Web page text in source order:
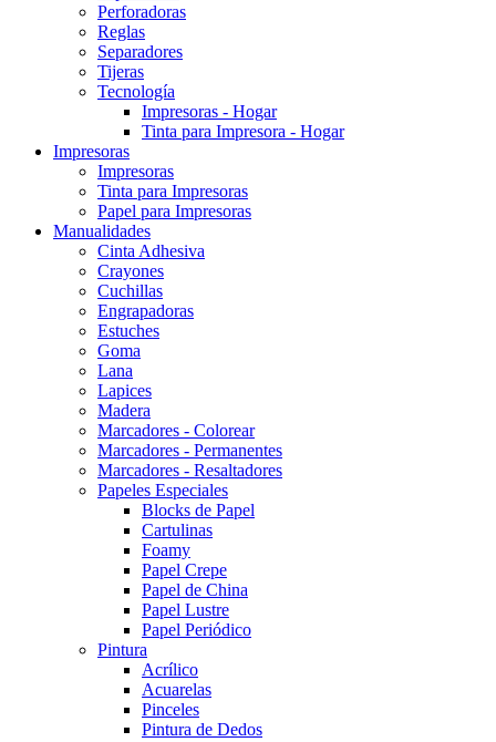
Perforadoras
Reglas
Separadores
Tijeras
Tecnología
Impresoras - Hogar
Tinta para Impresora - Hogar
Impresoras
Impresoras
Tinta para Impresoras
Papel para Impresoras
Manualidades
Cinta Adhesiva
Crayones
Cuchillas
Engrapadoras
Estuches
Goma
Lana
Lapices
Madera
Marcadores - Colorear
Marcadores - Permanentes
Marcadores - Resaltadores
Papeles Especiales
Blocks de Papel
Cartulinas
Foamy
Papel Crepe
Papel de China
Papel Lustre
Papel Periódico
Pintura
Acrílico
Acuarelas
Pinceles
Pintura de Dedos